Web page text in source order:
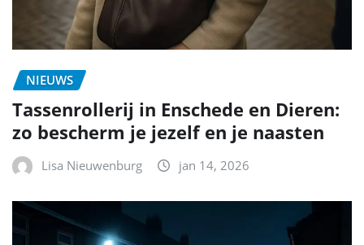
NIEUWS
Tassenrollerij in Enschede en Dieren:
zo bescherm je jezelf en je naasten
Lisa Nieuwenburg jan 14, 2026